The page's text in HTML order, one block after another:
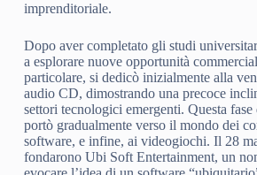
imprenditoriale.
Dopo aver completato gli studi
a esplorare nuove opportunità
particolare, si dedicò inizialmente alla
audio CD, dimostrando una precoce
settori tecnologici emergenti. Questa
portò gradualmente verso il mondo dei
software, e infine, ai videogiochi. Il 28
fondarono Ubi Soft Entertainment, un